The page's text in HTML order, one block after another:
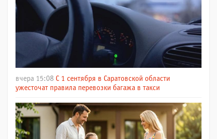
вчера 15:08 С 1 сентября в Саратовской области
ужесточат правила перевозки багажа в такси